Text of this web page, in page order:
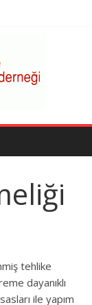
tehlike
dayanıklı
ile yapım